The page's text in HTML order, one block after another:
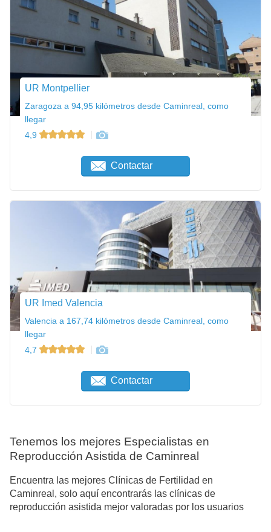
UR Montpellier
Zaragoza a 94,95 kilómetros desde Caminreal, como
llegar
4,9
Contactar
UR Imed Valencia
Valencia a 167,74 kilómetros desde Caminreal, como
llegar
4,7
Contactar
Tenemos los mejores Especialistas en
Reproducción Asistida de Caminreal
Encuentra las mejores Clínicas de Fertilidad en
Caminreal, solo aquí encontrarás las clínicas de
reproducción asistida mejor valoradas por los usuarios